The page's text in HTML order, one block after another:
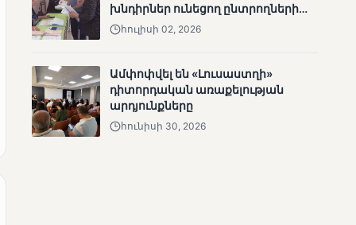
ՄՈՒՆԵՏԻԿ
ընտրություններ՝ դեռևս
չլուծված խնդիրներով.
«Լուսաստղի»
առաքելության
խնդիրներ ունեցող ընտրողների
ճանապարհը
հուլիսի 02, 2026
Ամփոփվել են «Լուսաստղի»
դիտորդական առաքելության
արդյունքները
հունիսի 30, 2026